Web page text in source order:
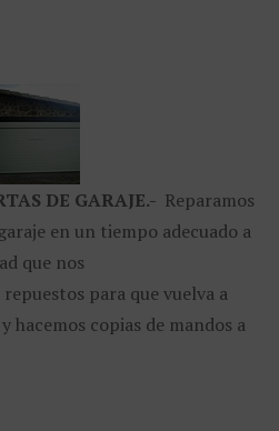
DE GARAJE.- Reparamos
en un tiempo adecuado a
que nos
para que vuelva a
copias de mandos a